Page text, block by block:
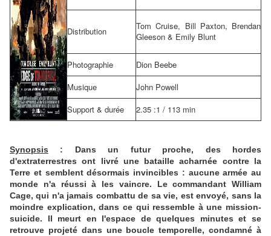
Distribution
Tom Cruise, Bill Paxton, Brendan
Gleeson & Emily Blunt
Photographie
Dion Beebe
Musique
John Powell
Support & durée
2.35 :1 / 113 min
Synopsis :
Dans un futur proche, des hordes
d'extraterrestres ont livré une bataille acharnée contre la
Terre et semblent désormais invincibles : aucune armée au
monde n'a réussi à les vaincre. Le commandant William
Cage, qui n'a jamais combattu de sa vie, est envoyé, sans la
moindre explication, dans ce qui ressemble à une mission-
suicide. Il meurt en l'espace de quelques minutes et se
retrouve projeté dans une boucle temporelle, condamné à